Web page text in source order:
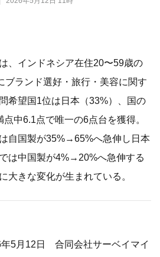
、インドネシア在住20〜59歳の
ブランド選好・旅行・美容に関す
希望国1位は日本（33%）、国の
中6.1点で唯一の6点台を獲得。
自国製が35%→65%へ急伸し日本
は中国製が4%→20%へ急伸する
大きな変化が生まれている。
5月12日 合同会社サーベイマイ